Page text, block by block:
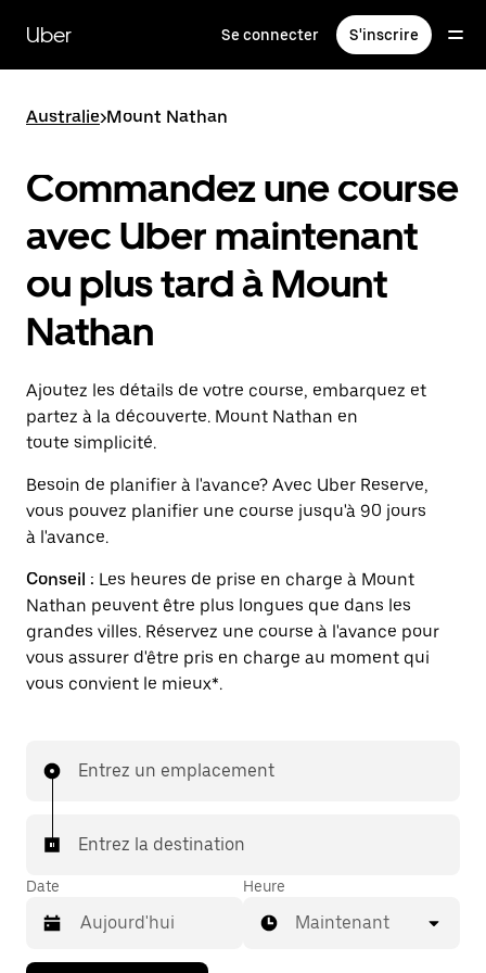
contenu
principal
Uber Se connecter S'inscrire
Australie>Mount Nathan
Commandez une course
avec Uber maintenant
ou plus tard à Mount
Nathan
Ajoutez les détails de votre course, embarquez et
partez à la découverte. Mount Nathan en
toute simplicité.
Besoin de planifier à l'avance? Avec Uber Reserve,
vous pouvez planifier une course jusqu'à 90 jours
à l'avance.
Conseil : Les heures de prise en charge à Mount
Nathan peuvent être plus longues que dans les
grandes villes. Réservez une course à l'avance pour
vous assurer d'être pris en charge au moment qui
vous convient le mieux*.
Entrez un emplacement
Entrez la destination
Date Heure
Maintenant